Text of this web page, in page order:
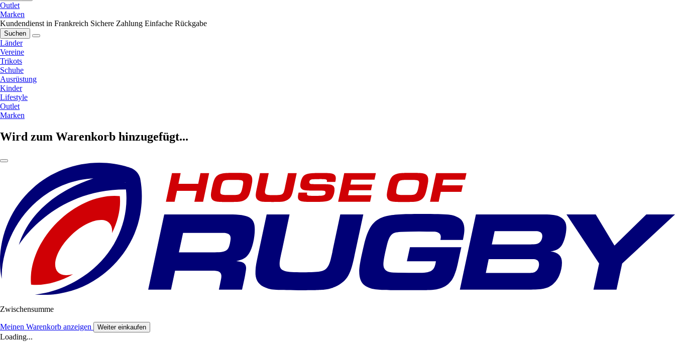
Outlet
Marken
Kundendienst in Frankreich Sichere Zahlung Einfache Rückgabe
Suchen
Länder
Vereine
Trikots
Schuhe
Ausrüstung
Kinder
Lifestyle
Outlet
Marken
Wird zum Warenkorb hinzugefügt...
Zwischensumme
Meinen Warenkorb anzeigen Weiter einkaufen
Loading...